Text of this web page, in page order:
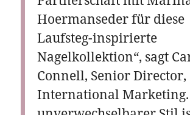
Hoermanseder für diese
Laufsteg-inspirierte
Nagelkollektion“, sagt
Connell, Senior Director,
International